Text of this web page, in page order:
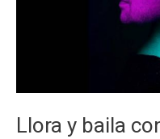
Llora y baila